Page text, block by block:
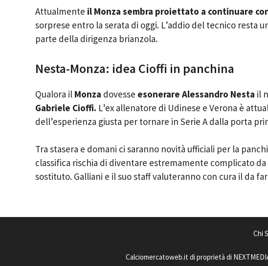
Attualmente il Monza sembra proiettato a continuare
sorprese entro la serata di oggi. L’addio del tecnico resta
parte della dirigenza brianzola.
Nesta-Monza: idea Cioffi in panchina
Qualora il Monza dovesse esonerare Alessandro Nesta il
Gabriele Cioffi. L’ex allenatore di Udinese e Verona è
dell’esperienza giusta per tornare in Serie A dalla porta
Tra stasera e domani ci saranno novità ufficiali per la
classifica rischia di diventare estremamente complicato
sostituto. Galliani e il suo staff valuteranno con cura il da
Chi
Calciomercatoweb.it di proprietà di